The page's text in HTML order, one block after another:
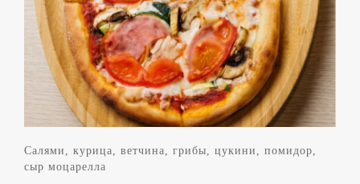
Салями, курица, ветчина, грибы, цукини, помидор,
сыр моцарелла